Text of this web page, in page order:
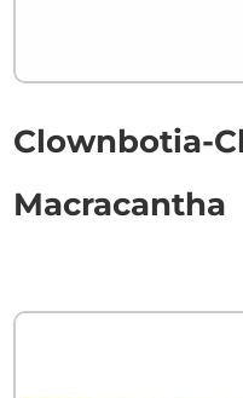
Clownbotia-
Macracantha